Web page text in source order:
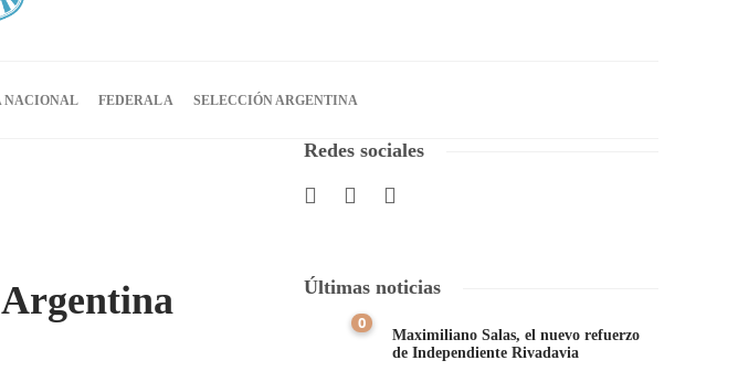
NACIONAL FEDERAL A SELECCIÓN ARGENTINA
Redes sociales
Últimas noticias
0
Maximiliano Salas, el nuevo refuerzo
de Independiente Rivadavia